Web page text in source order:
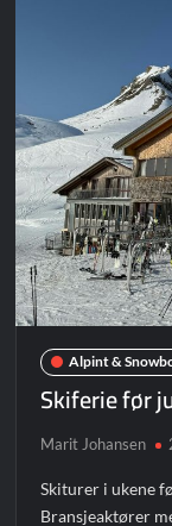
Alpint &
Skiferie før
Marit Johansen
Skiturer i ukene
Bransjeaktører